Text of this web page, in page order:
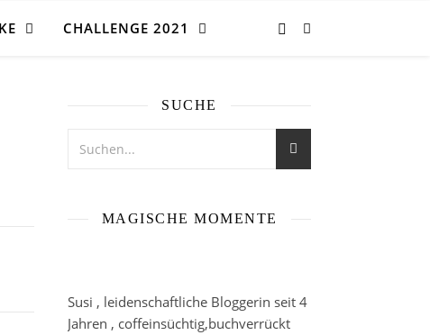
CHALLENGE 2021
SUCHE
MAGISCHE MOMENTE
Susi , leidenschaftliche Bloggerin seit 4
Jahren , coffeinsüchtig,buchverrückt